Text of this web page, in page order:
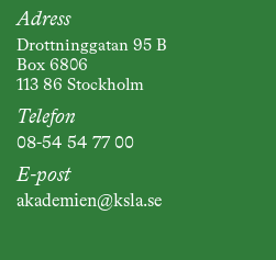
Adress
Drottninggatan 95 B
Box 6806
113 86 Stockholm
Telefon
08-54 54 77 00
E-post
akademien@ksla.se